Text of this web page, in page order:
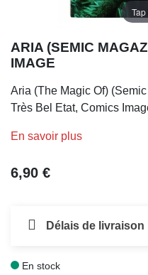
ARIA (SEMIC
IMAGE
Aria (The Magic Of)
Très Bel Etat, Comics
En savoir plus
6,90 €
Délais de livraison
En stock